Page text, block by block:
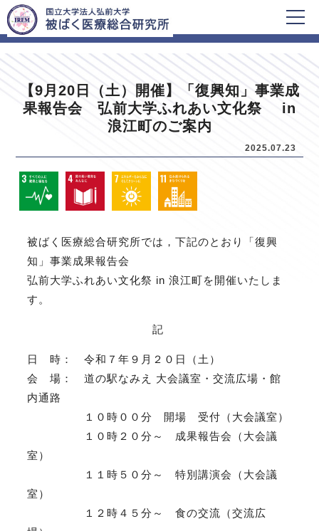
HOME 新着情報
【9月20日（土）開催】「復興知」事業成
果報告会 弘前大学ふれあい文化祭 in
浪江町のご案内
2025.07.23
被ばく医療総合研究所では，下記のとおり「復興
知」事業成果報告会
弘前大学ふれあい文化祭 in 浪江町を開催いたしま
す。
記
日 時： 令和７年９月２０日（土）
会 場： 道の駅なみえ 大会議室・交流広場・館
内通路
１０時００分 開場 受付（大会議室）
１０時２０分～ 成果報告会（大会議
室）
１１時５０分～ 特別講演会（大会議
室）
１２時４５分～ 食の交流（交流広